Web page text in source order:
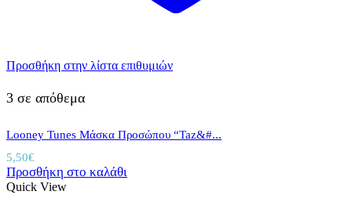
Προσθήκη στην λίστα επιθυμιών
3 σε απόθεμα
Looney Tunes Μάσκα Προσώπου “Taz&#...
5,50€
Προσθήκη στο καλάθι
Quick View